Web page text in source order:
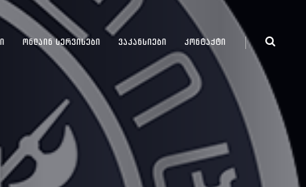
ᲝᲜᲚᲐᲘᲜ ᲡᲔᲠᲕᲘᲡᲔᲑᲘ ᲕᲐᲙᲐᲜᲡᲘᲔᲑᲘ ᲙᲝᲜᲢᲐᲥᲢᲘ